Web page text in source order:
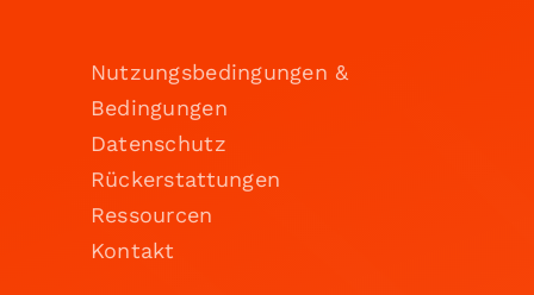
Nutzungsbedingungen &
Bedingungen
Datenschutz
Rückerstattungen
Ressourcen
Kontakt